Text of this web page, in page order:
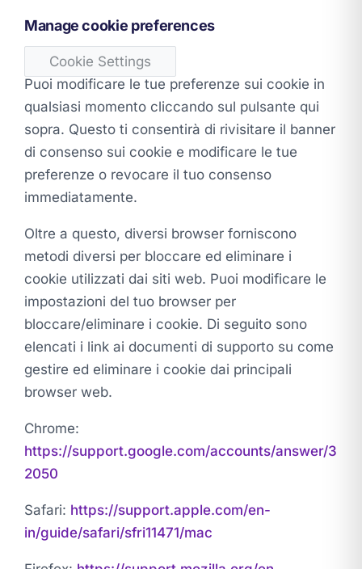
Manage cookie preferences
Cookie Settings
Puoi modificare le tue preferenze sui cookie in
qualsiasi momento cliccando sul pulsante qui
sopra. Questo ti consentirà di rivisitare il banner
di consenso sui cookie e modificare le tue
preferenze o revocare il tuo consenso
immediatamente.
Oltre a questo, diversi browser forniscono
metodi diversi per bloccare ed eliminare i
cookie utilizzati dai siti web. Puoi modificare le
impostazioni del tuo browser per
bloccare/eliminare i cookie. Di seguito sono
elencati i link ai documenti di supporto su come
gestire ed eliminare i cookie dai principali
browser web.
Chrome:
https://support.google.com/accounts/answer/3
2050
Safari: https://support.apple.com/en-
in/guide/safari/sfri11471/mac